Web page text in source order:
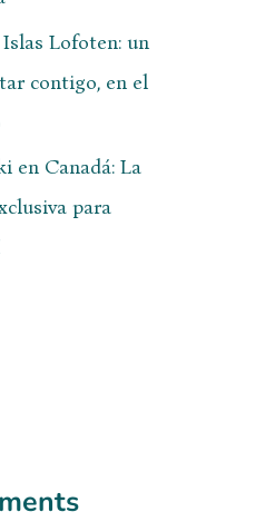
Lofoten: un
contigo, en el
en Canadá: La
para